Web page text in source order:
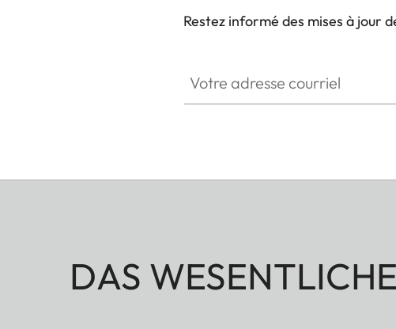
Restez informé des mises à jour
DAS WESENTLICHE